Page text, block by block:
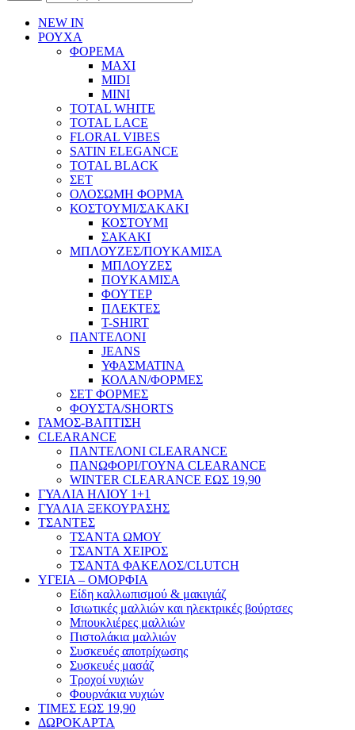
NEW IN
ΡΟΥΧΑ
ΦΟΡΕΜΑ
MAXI
MIDI
MINI
TOTAL WHITE
TOTAL LACE
FLORAL VIBES
SATIN ELEGANCE
TOTAL BLACK
ΣΕΤ
ΟΛΟΣΩΜΗ ΦΟΡΜΑ
ΚΟΣΤΟΥΜΙ/ΣΑΚΑΚΙ
ΚΟΣΤΟΥΜΙ
ΣΑΚΑΚΙ
ΜΠΛΟΥΖΕΣ/ΠΟΥΚΑΜΙΣΑ
ΜΠΛΟΥΖΕΣ
ΠΟΥΚΑΜΙΣΑ
ΦΟΥΤΕΡ
ΠΛΕΚΤΕΣ
T-SHIRT
ΠΑΝΤΕΛΟΝΙ
JEANS
ΥΦΑΣΜΑΤΙΝΑ
ΚΟΛΑΝ/ΦΟΡΜΕΣ
ΣΕΤ ΦΟΡΜΕΣ
ΦΟΥΣΤΑ/SHORTS
ΓΑΜΟΣ-ΒΑΠΤΙΣΗ
CLEARANCE
ΠΑΝΤΕΛΟΝΙ CLEARANCE
ΠΑΝΩΦΟΡΙ/ΓΟΥΝΑ CLEARANCE
WINTER CLEARANCE ΕΩΣ 19,90
ΓΥΑΛΙΑ ΗΛΙΟΥ 1+1
ΓΥΑΛΙΑ ΞΕΚΟΥΡΑΣΗΣ
ΤΣΑΝΤΕΣ
ΤΣΑΝΤΑ ΩΜΟΥ
ΤΣΑΝΤΑ ΧΕΙΡΟΣ
ΤΣΑΝΤΑ ΦΑΚΕΛΟΣ/CLUTCH
ΥΓΕΙΑ – ΟΜΟΡΦΙΑ
Είδη καλλωπισμού & μακιγιάζ
Ισιωτικές μαλλιών και ηλεκτρικές βούρτσες
Μπουκλιέρες μαλλιών
Πιστολάκια μαλλιών
Συσκευές αποτρίχωσης
Συσκευές μασάζ
Τροχοί νυχιών
Φουρνάκια νυχιών
ΤΙΜΕΣ ΕΩΣ 19,90
ΔΩΡΟΚΑΡΤΑ